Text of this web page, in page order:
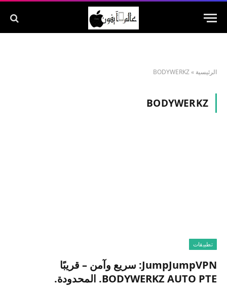
الرئيسية »
BODYWERKZ
BODYWERKZ
تطبيقات
JumpJumpVPN: سريع وآمن – قريبًا
BODYWERKZ AUTO PTE. المحدودة.